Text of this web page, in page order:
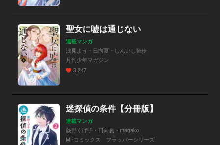
聖女に嘘は通じない
連載マンガ
浅見よう・日向夏・しんいし智歩
月刊少年マガジン
3,247
迷探偵の条件【分冊版】
連載マンガ
蕨野くげ子・日向夏・magako
MFコミックス フラッパーシリーズ